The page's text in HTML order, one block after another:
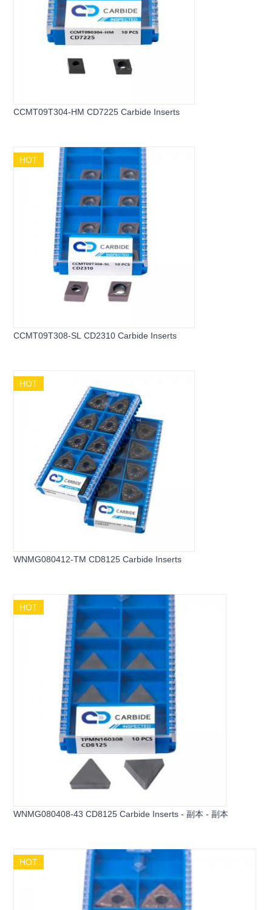
CCMT09T304-HM CD7225 Carbide Inserts
HOT
CCMT09T308-SL CD2310 Carbide Inserts
HOT
WNMG080412-TM CD8125 Carbide Inserts
HOT
WNMG080408-43 CD8125 Carbide Inserts - 副本 - 副本
HOT